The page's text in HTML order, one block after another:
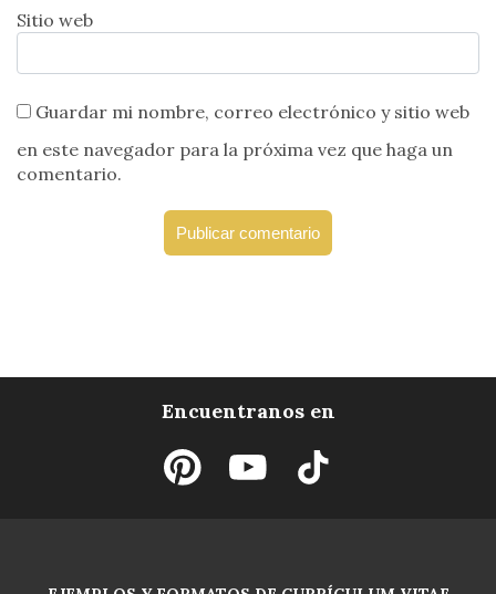
Sitio web
Guardar mi nombre, correo electrónico y sitio web
en este navegador para la próxima vez que haga un
comentario.
Encuentranos en